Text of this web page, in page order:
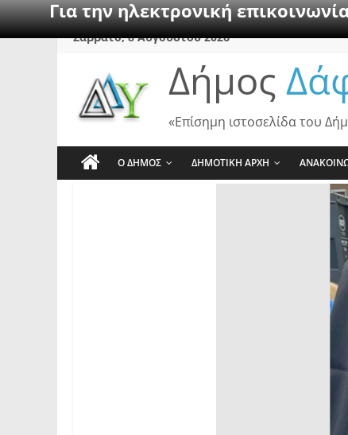
Για την ηλεκτρονική
SkipΣάββατο, 8 Αυγούστου 2026
Δήμος
«Επίσημη ιστοσελίδα του
Ο ΔΗΜΟΣ ΔΗΜΟΤΙΚΗ ΑΡΧΗ